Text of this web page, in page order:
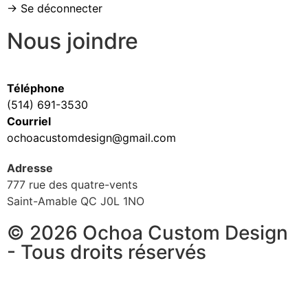
→ Se déconnecter
Nous joindre
Téléphone
(514) 691-3530
Courriel
ochoacustomdesign@gmail.com
Adresse
777 rue des quatre-vents
Saint-Amable QC J0L 1NO
© 2026 Ochoa Custom Design
- Tous droits réservés